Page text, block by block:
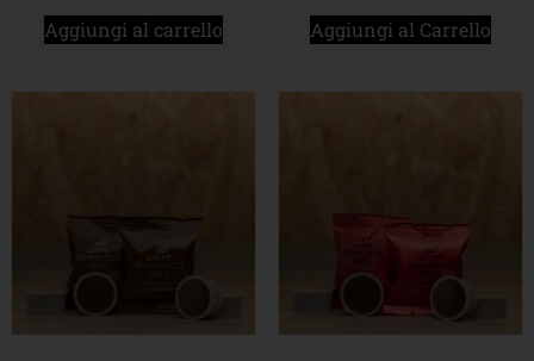
Aggiungi al carrello Aggiungi al Carrello